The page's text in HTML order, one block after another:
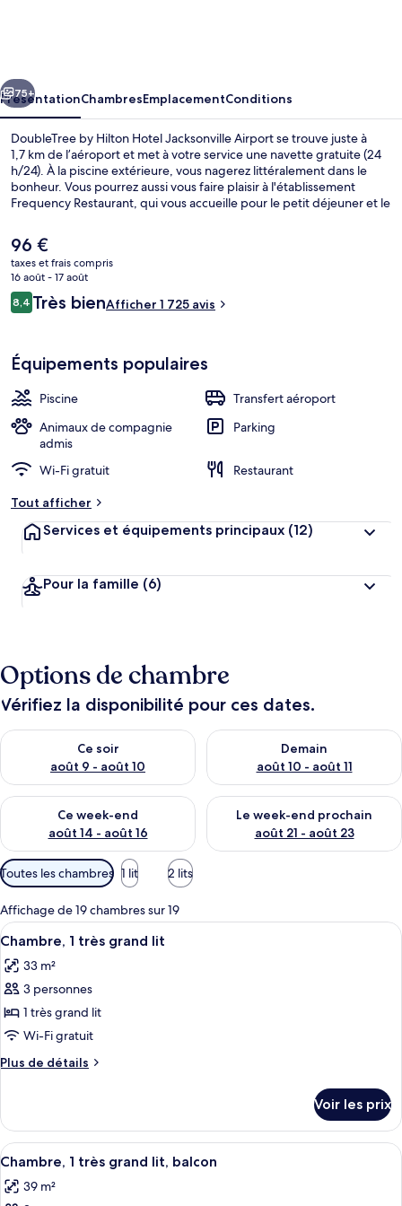
Jacksonville
Airport
Suivant
75+
PrésentationChambresEmplacementConditions
DoubleTree by Hilton Hotel Jacksonville Airport se trouve juste à
1,7 km de l’aéroport et met à votre service une navette gratuite (24
h/24). À la piscine extérieure, vous nagerez littéralement dans le
bonheur. Vous pourrez aussi vous faire plaisir à l'établissement
Frequency Restaurant, qui vous accueille pour le petit déjeuner et le
avantages offerts par cet hébergement : un bar / salon, un centre
de remise en forme ouvert 24 h/24 et une salle de fitness ouverte
24 h/24. Les autres voyageurs adorent le personnel attentionné et
le succulent restaurant.
Le
prix
actuel
est
de
96 €
taxes et frais compris
16 août - 17 août
Avis
voyageurs
8,48,4 sur 10
Très bienAfficher 1 725 avis
Équipements populaires
Piscine
Transfert aéroport
Animaux de compagnie
admis
Parking
Wi-Fi gratuit
Restaurant
Tout afficher
Services et équipements principaux (12)
Pour la famille (6)
Options de chambre
Vérifiez la disponibilité pour ces dates.
Ce soir
août 9 - août 10
Vérifier la disponibilité pour ce soir août 9 - août 10
Demain
août 10 - août 11
Vérifier la disponibilité pour
Ce week-end
août 14 - août 16
Vérifier la disponibilité pour ce week-end août 14 - août 16
Le week-end prochain
août 21 - août 23
Vérifier la disponibilité pour
Filtres
disponibles
pour
les
chambres
Toutes les chambres 1 lit 2 lits
Affichage de 19 chambres sur 19
Afficher
toutes
les
photos
pour
ce
type
de
Chambre,
très
grand
lit
Une chambre d’hôtel avec un
7
Chambre, 1 très grand lit
33 m²
3 personnes
1 très grand lit
Wi-Fi gratuit
Plus de détails
Plus
le
type
de
Chambre,
Voir les prix
Afficher
toutes
les
Une chambre d’hôtel avec un
7
Chambre, 1 très grand lit, balcon
39 m²